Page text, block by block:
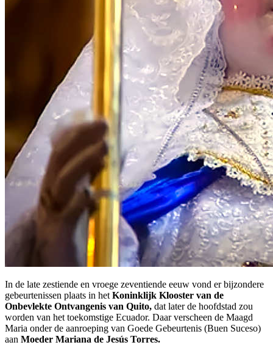
In de late zestiende en vroege zeventiende eeuw vond er bijzondere
gebeurtenissen plaats in het Koninklijk Klooster van de
Onbevlekte Ontvangenis van Quito, dat later de hoofdstad zou
worden van het toekomstige Ecuador. Daar verscheen de Maagd
Maria onder de aanroeping van Goede Gebeurtenis (Buen Suceso)
aan Moeder Mariana de Jesús Torres.